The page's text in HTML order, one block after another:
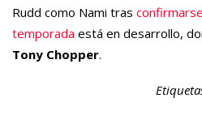
Rudd como Nami tras
temporada está en desarrollo,
Tony Chopper.